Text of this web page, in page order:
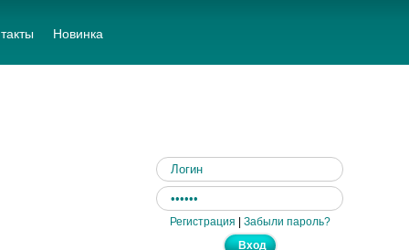
Новинка
Регистрация | Забыли пароль?